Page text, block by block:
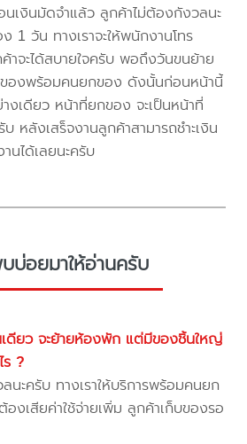
นเงินมัดจำแล้ว ลูกค้าไม่ต้องกังวลนะ
1 วัน ทางเราจะให้พนักงานโทร
จะได้สบายใจครับ พอถึงวันขนย้าย
ของพร้อมคนยกของ ดังนั้นก่อนหน้านี้
งเดียว หน้าที่ยกของ จะเป็นหน้าที่
หลังเสร็จงานลูกค้าสามารถชำะเงิน
นได้เลยนะครับ
บ่อยมาให้อ่านครับ
ดียว จะย้ายห้องพัก แต่มีของชิ้นใหญ่
ร ?
นะครับ ทางเราให้บริการพร้อมคนยก
งเสียค่าใช้จ่ายเพิ่ม ลูกค้าเก็บของรอ